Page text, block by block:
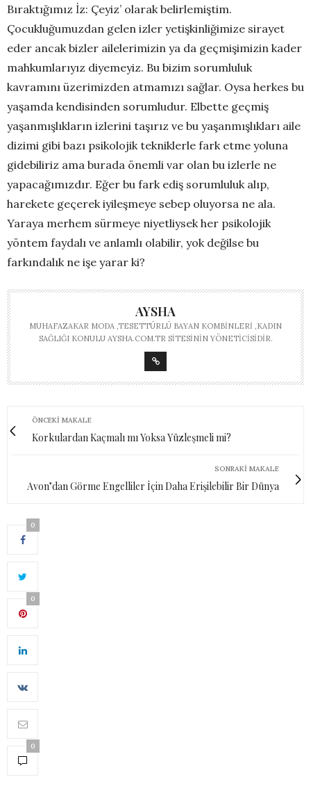
Bıraktığımız İz: Çeyiz’ olarak belirlemiştim.
Çocukluğumuzdan gelen izler yetişkinliğimize sirayet
eder ancak bizler ailelerimizin ya da geçmişimizin kader
mahkumlarıyız diyemeyiz. Bu bizim sorumluluk
kavramını üzerimizden atmamızı sağlar. Oysa herkes bu
yaşamda kendisinden sorumludur. Elbette geçmiş
yaşanmışlıkların izlerini taşırız ve bu yaşanmışlıkları aile
dizimi gibi bazı psikolojik tekniklerle fark etme yoluna
gidebiliriz ama burada önemli var olan bu izlerle ne
yapacağımızdır. Eğer bu fark ediş sorumluluk alıp,
harekete geçerek iyileşmeye sebep oluyorsa ne ala.
Yaraya merhem sürmeye niyetliysek her psikolojik
yöntem faydalı ve anlamlı olabilir, yok değilse bu
farkındalık ne işe yarar ki?
AYSHA
MUHAFAZAKAR MODA ,TESETTÜRLÜ BAYAN KOMBINLERI ,KADIN
SAĞLIĞI KONULU AYSHA.COM.TR SITESININ YÖNETICISIDIR.
ÖNCEKI MAKALE
Korkulardan Kaçmalı mı Yoksa Yüzleşmeli mi?
SONRAKI MAKALE
Avon’dan Görme Engelliler İçin Daha Erişilebilir Bir Dünya
0
0
0